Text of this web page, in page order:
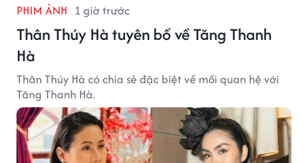
PHIM ẢNH 1 giờ trước
Thân Thúy Hà tuyên bố về Tăng Thanh
Hà
Thân Thúy Hà có chia sẻ đặc biệt về mối quan hệ với
Tăng Thanh Hà.